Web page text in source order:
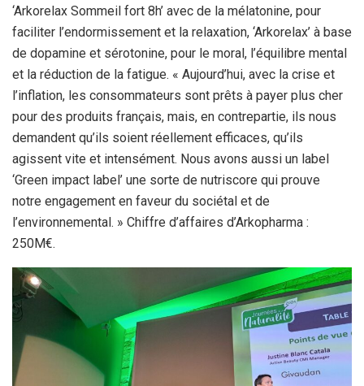
‘Arkorelax Sommeil fort 8h’ avec de la mélatonine, pour
faciliter l’endormissement et la relaxation, ‘Arkorelax’ à base
de dopamine et sérotonine, pour le moral, l’équilibre mental
et la réduction de la fatigue. « Aujourd’hui, avec la crise et
l’inflation, les consommateurs sont prêts à payer plus cher
pour des produits français, mais, en contrepartie, ils nous
demandent qu’ils soient réellement efficaces, qu’ils
agissent vite et intensément. Nous avons aussi un label
‘Green impact label’ une sorte de nutriscore qui prouve
notre engagement en faveur du sociétal et de
l’environnemental. » Chiffre d’affaires d’Arkopharma :
250M€.